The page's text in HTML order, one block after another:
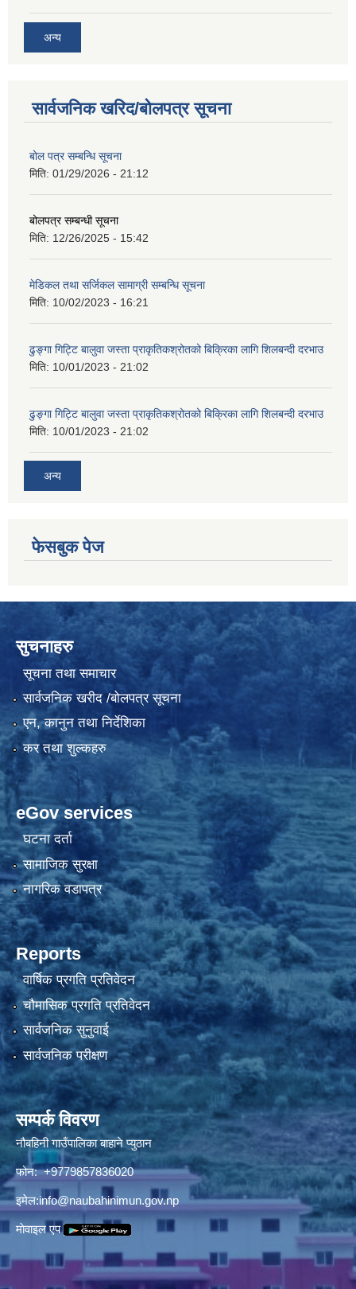
अन्य
सार्वजनिक खरिद/बोलपत्र सूचना
बोल पत्र सम्बन्धि सूचना
मिति: 01/29/2026 - 21:12
बोलपत्र सम्बन्धी सूचना
मिति: 12/26/2025 - 15:42
मेडिकल तथा सर्जिकल सामाग्री सम्बन्धि सूचना
मिति: 10/02/2023 - 16:21
ढुङ्गा गिट्टि बालुवा जस्ता प्राकृतिकश्रोतको बिक्रिका लागि शिलबन्दी दरभाउ
मिति: 10/01/2023 - 21:02
ढुङ्गा गिट्टि बालुवा जस्ता प्राकृतिकश्रोतको बिक्रिका लागि शिलबन्दी दरभाउ
मिति: 10/01/2023 - 21:02
अन्य
फेसबुक पेज
सुचनाहरु
सूचना तथा समाचार
सार्वजनिक खरीद /बोलपत्र सूचना
एन, कानुन तथा निर्देशिका
कर तथा शुल्कहरु
eGov services
घटना दर्ता
सामाजिक सुरक्षा
नागरिक वडापत्र
Reports
वार्षिक प्रगति प्रतिवेदन
चौमासिक प्रगति प्रतिवेदन
सार्वजनिक सुनुवाई
सार्वजनिक परीक्षण
सम्पर्क विवरण
नौबहिनी गाउँपालिका बाहाने प्युठान
फोन: +9779857836020
इमेल:info@naubahinimun.gov.np
माेवाइल एप